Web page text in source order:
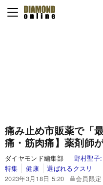
痛み止め市販薬で「
痛・筋肉痛】薬剤師
ダイヤモンド編集部 野村聖子:
特集
健康
選ばれるクスリ
2023年3月18日 5:20
会員限定